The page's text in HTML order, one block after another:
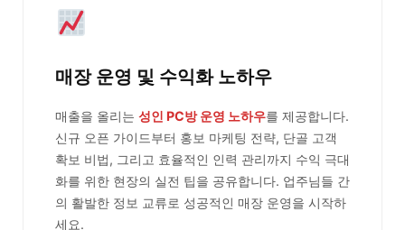
매장 운영 및 수익화 노하우
매출을 올리는 성인 PC방 운영 노하우를 제공합니다.
신규 오픈 가이드부터 홍보 마케팅 전략, 단골 고객
확보 비법, 그리고 효율적인 인력 관리까지 수익 극대
화를 위한 현장의 실전 팁을 공유합니다. 업주님들 간
의 활발한 정보 교류로 성공적인 매장 운영을 시작하
세요.